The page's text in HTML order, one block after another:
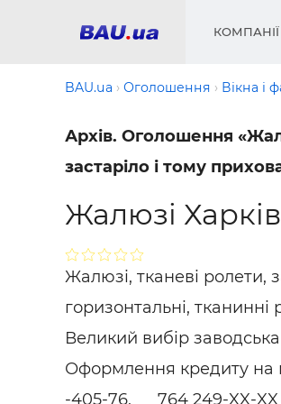
КОМПАНІЇ
BAU.ua Оголошення Вікна і
Архів. Оголошення
застаріло і тому
Жалюзі
Жалюзі, тканеві ролети,
горизонтальні, тканинні
Великий вибір
Оформлення кредиту на
-405-76,
764 249-XX-XX